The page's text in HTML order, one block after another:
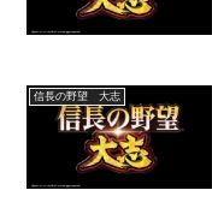
信長の野望 大志